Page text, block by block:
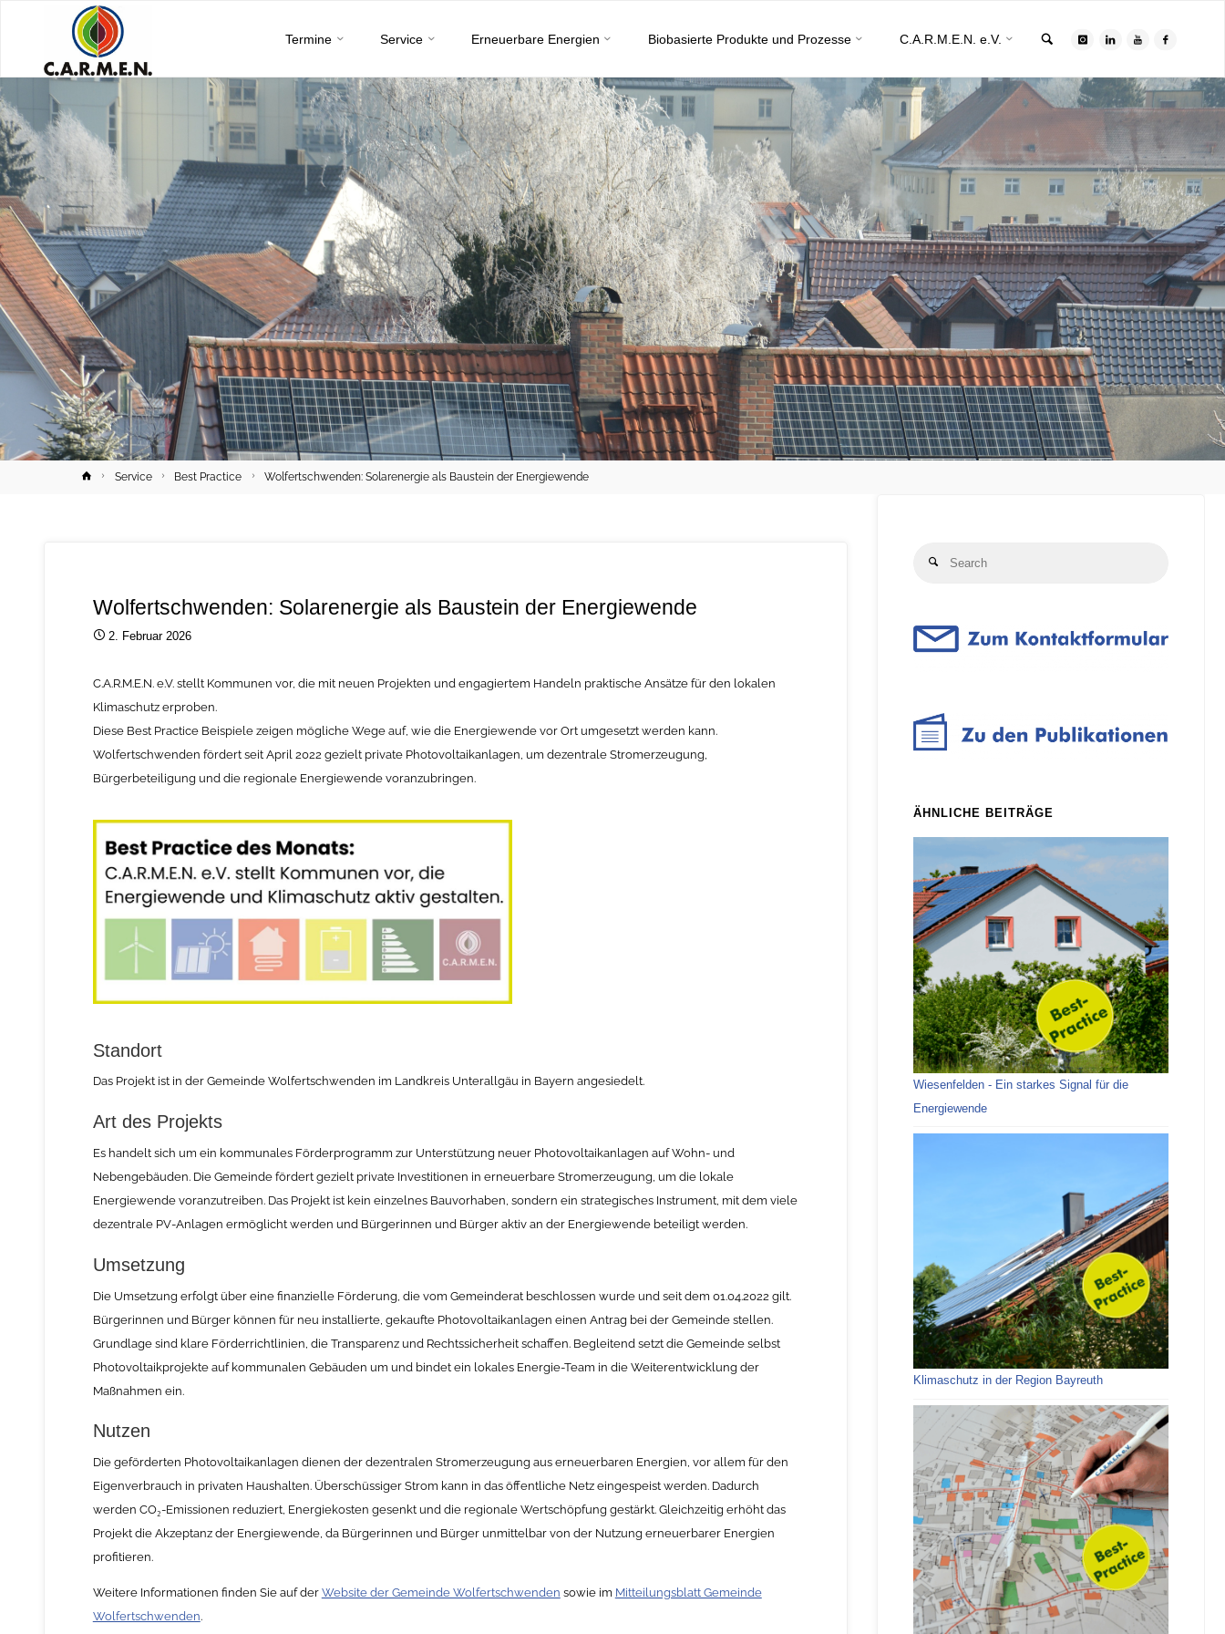
content
Termine Service Erneuerbare Energien Biobasierte Produkte und Prozesse C.A.R.M.E.N. e.V.
HomeService Best Practice Wolfertschwenden: Solarenergie als Baustein der Energiewende
Wolfertschwenden: Solarenergie als Baustein der Energiewende
2. Februar 2026
C.A.R.M.E.N. e.V. stellt Kommunen vor, die mit neuen Projekten und engagiertem Handeln praktische Ansätze für den lokalen
Klimaschutz erproben.
Diese Best Practice Beispiele zeigen mögliche Wege auf, wie die Energiewende vor Ort umgesetzt werden kann.
Wolfertschwenden fördert seit April 2022 gezielt private Photovoltaikanlagen, um dezentrale Stromerzeugung,
Bürgerbeteiligung und die regionale Energiewende voranzubringen.
Standort
Das Projekt ist in der Gemeinde Wolfertschwenden im Landkreis Unterallgäu in Bayern angesiedelt.
Art des Projekts
Es handelt sich um ein kommunales Förderprogramm zur Unterstützung neuer Photovoltaikanlagen auf Wohn- und
Nebengebäuden. Die Gemeinde fördert gezielt private Investitionen in erneuerbare Stromerzeugung, um die lokale
Energiewende voranzutreiben. Das Projekt ist kein einzelnes Bauvorhaben, sondern ein strategisches Instrument, mit dem viele
dezentrale PV-Anlagen ermöglicht werden und Bürgerinnen und Bürger aktiv an der Energiewende beteiligt werden.
Umsetzung
Die Umsetzung erfolgt über eine finanzielle Förderung, die vom Gemeinderat beschlossen wurde und seit dem 01.04.2022 gilt.
Bürgerinnen und Bürger können für neu installierte, gekaufte Photovoltaikanlagen einen Antrag bei der Gemeinde stellen.
Grundlage sind klare Förderrichtlinien, die Transparenz und Rechtssicherheit schaffen. Begleitend setzt die Gemeinde selbst
Photovoltaikprojekte auf kommunalen Gebäuden um und bindet ein lokales Energie-Team in die Weiterentwicklung der
Maßnahmen ein.
Nutzen
Die geförderten Photovoltaikanlagen dienen der dezentralen Stromerzeugung aus erneuerbaren Energien, vor allem für den
Eigenverbrauch in privaten Haushalten. Überschüssiger Strom kann in das öffentliche Netz eingespeist werden. Dadurch
werden CO₂-Emissionen reduziert, Energiekosten gesenkt und die regionale Wertschöpfung gestärkt. Gleichzeitig erhöht das
Projekt die Akzeptanz der Energiewende, da Bürgerinnen und Bürger unmittelbar von der Nutzung erneuerbarer Energien
profitieren.
Weitere Informationen finden Sie auf der Website der Gemeinde Wolfertschwenden sowie im Mitteilungsblatt Gemeinde
Wolfertschwenden.
Search
ÄHNLICHE BEITRÄGE
Wiesenfelden - Ein starkes Signal für die
Energiewende
Klimaschutz in der Region Bayreuth